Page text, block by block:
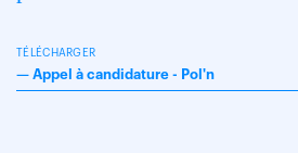
TÉLÉCHARGER
— Appel à candidature - Pol'n